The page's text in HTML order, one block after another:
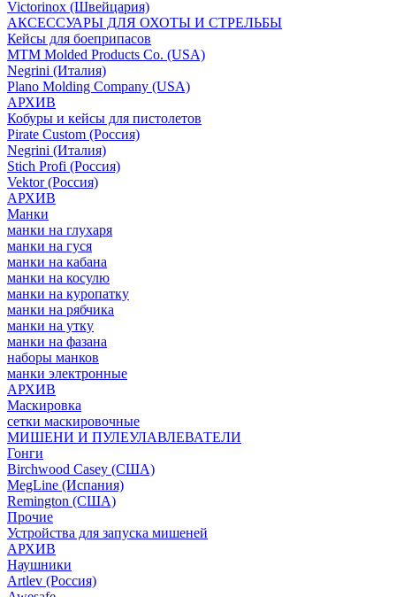
Victorinox (Швейцария)
АКСЕССУАРЫ ДЛЯ ОХОТЫ И СТРЕЛЬБЫ
Кейсы для боеприпасов
MTM Molded Products Co. (USA)
Negrini (Италия)
Plano Molding Company (USA)
АРХИВ
Кобуры и кейсы для пистолетов
Pirate Custom (Россия)
Negrini (Италия)
Stich Profi (Россия)
Vektor (Россия)
АРХИВ
Манки
манки на глухаря
манки на гуся
манки на кабана
манки на косулю
манки на куропатку
манки на рябчика
манки на утку
манки на фазана
наборы манков
манки электронные
АРХИВ
Маскировка
сетки маскировочные
МИШЕНИ И ПУЛЕУЛАВЛЕВАТЕЛИ
Гонги
Birchwood Casey (США)
MegLine (Испания)
Remington (США)
Прочие
Устройства для запуска мишеней
АРХИВ
Наушники
Artlev (Россия)